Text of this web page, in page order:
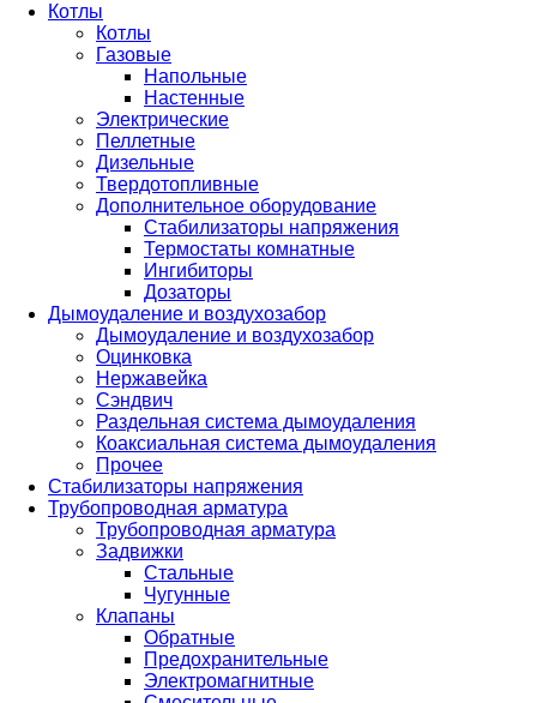
Котлы
Котлы
Газовые
Напольные
Настенные
Электрические
Пеллетные
Дизельные
Твердотопливные
Дополнительное оборудование
Стабилизаторы напряжения
Термостаты комнатные
Ингибиторы
Дозаторы
Дымоудаление и воздухозабор
Дымоудаление и воздухозабор
Оцинковка
Нержавейка
Сэндвич
Раздельная система дымоудаления
Коаксиальная система дымоудаления
Прочее
Стабилизаторы напряжения
Трубопроводная арматура
Трубопроводная арматура
Задвижки
Стальные
Чугунные
Клапаны
Обратные
Предохранительные
Электромагнитные